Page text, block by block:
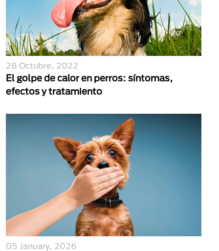
28 Octubre, 2022
El golpe de calor en perros: síntomas,
efectos y tratamiento
05 January, 2026